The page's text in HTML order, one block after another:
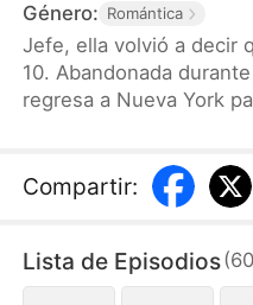
Género: Romántica
Jefe, ella volvió a decir
10. Abandonada
regresa a Nueva York
todo cambia cuando
heredero mayor, de un
familiares y ambiciones
de enemigos a aliados,
Compartir:
Lista de Episodios(60